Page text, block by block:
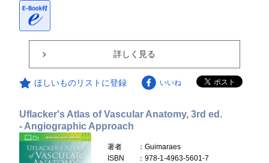
詳しく見る
ほしいものリストに登録 いいね
Uflacker's Atlas of Vascular Anatomy, 3rd ed.
- Angiographic Approach
著者
：Guimaraes
ISBN
：978-1-4963-5601-7